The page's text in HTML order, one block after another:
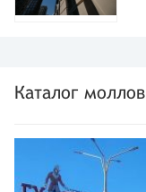
Каталог моллов